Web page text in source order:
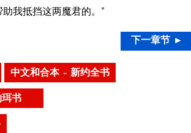
我抵挡这两魔君的。”
下一章节 ►
中文和合本 – 新约全书
珥书